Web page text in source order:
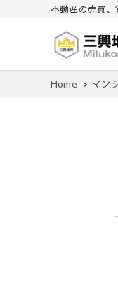
不動産の売買
三
不動産の売買、
Home マン